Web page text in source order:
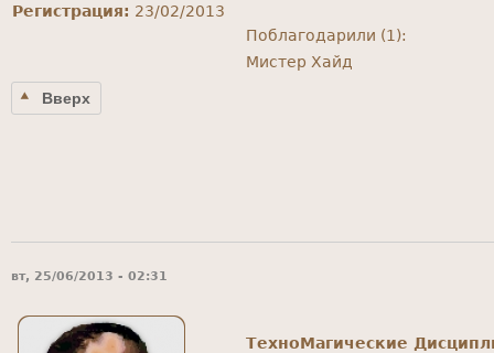
Регистрация: 23/02/2013
Поблагодарили (1):
Мистер Хайд
Вверх
вт, 25/06/2013 - 02:31
ТехноМагические